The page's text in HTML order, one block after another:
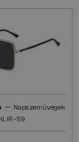
— Napszemüvegek
- 59